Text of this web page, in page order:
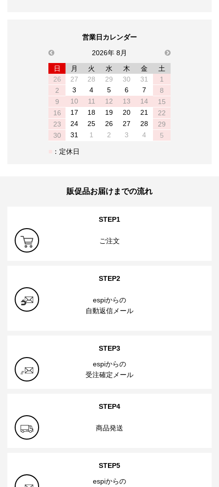
営業日カレンダー
previous
2026年 8月
next
日
月 火 水 木 金
土
26
27 28 29 30 31
1
2
3 4 5 6 7
8
9
10 11 12 13 14
15
16
17 18 19 20 21
22
23
24 25 26 27 28
29
30
31 1 2 3 4 5
：定休日
販促品お届けまでの流れ
STEP1
ご注文
STEP2
espiからの
自動返信メール
STEP3
espiからの
受注確定メール
STEP4
商品発送
STEP5
espiからの